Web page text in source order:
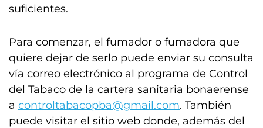
suficientes.
Para comenzar, el fumador o fumadora que
quiere dejar de serlo puede enviar su consulta
vía correo electrónico al programa de Control
del Tabaco de la cartera sanitaria bonaerense
a controltabacopba@gmail.com. También
puede visitar el sitio web donde, además del